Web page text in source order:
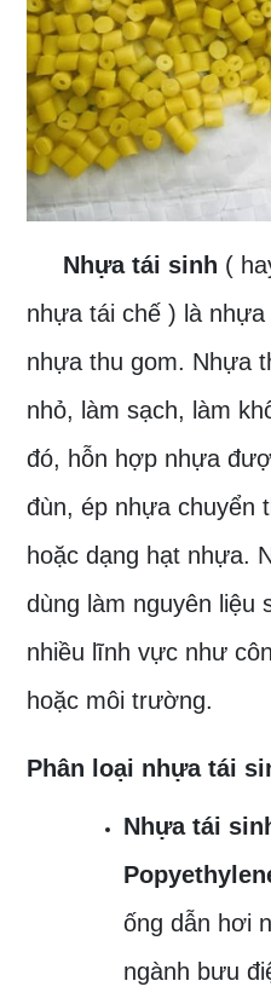
Nhựa tái sinh (
nhựa tái chế ) là
nhựa thu gom. Nhựa
nhỏ, làm sạch, làm
đó, hỗn hợp nhựa
đùn, ép nhựa chuyển
hoặc dạng hạt nhựa.
dùng làm nguyên liệu
nhiều lĩnh vực như
hoặc môi trường.
Phân loại nhựa tái
Nhựa tái
ống dẫn hơi
ngành bưu